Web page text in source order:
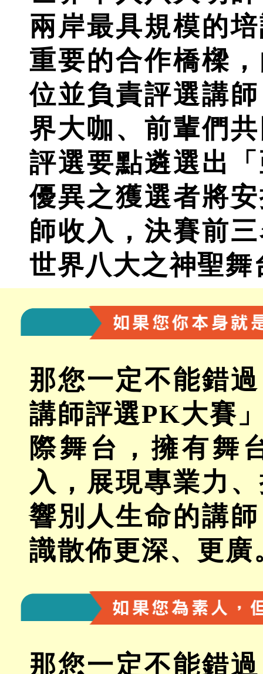
兩岸最具規模的
重要的合作橋樑
位並負責評選講
界大咖、前輩們
評選要點遴選出
優異之獲選者將
師收入，決賽前
世界八大之神聖舞
那您一定不能錯
講師評選PK大賽
際舞台，擁有舞
入，展現專業力
響別人生命的講
識散佈更深、更廣
那您一定不能錯